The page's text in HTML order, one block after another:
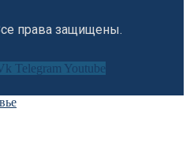
права защищены.
Telegram Youtube